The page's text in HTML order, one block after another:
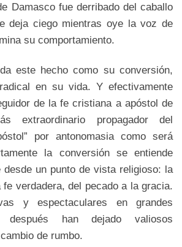
Damasco fue derribado del caballo
deja ciego mientras oye la voz de
su comportamiento.
este hecho como su conversión,
en su vida. Y efectivamente
de la fe cristiana a apóstol de
extraordinario propagador del
por antonomasia como será
la conversión se entiende
desde un punto de vista religioso: la
verdadera, del pecado a la gracia.
y espectaculares en grandes
después han dejado valiosos
de rumbo.